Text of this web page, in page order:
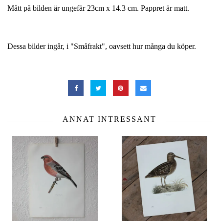
Mått på bilden är ungefär 23cm x 14.3 cm. Pappret är matt.
Dessa bilder ingår, i "Småfrakt", oavsett hur många du köper.
ANNAT INTRESSANT